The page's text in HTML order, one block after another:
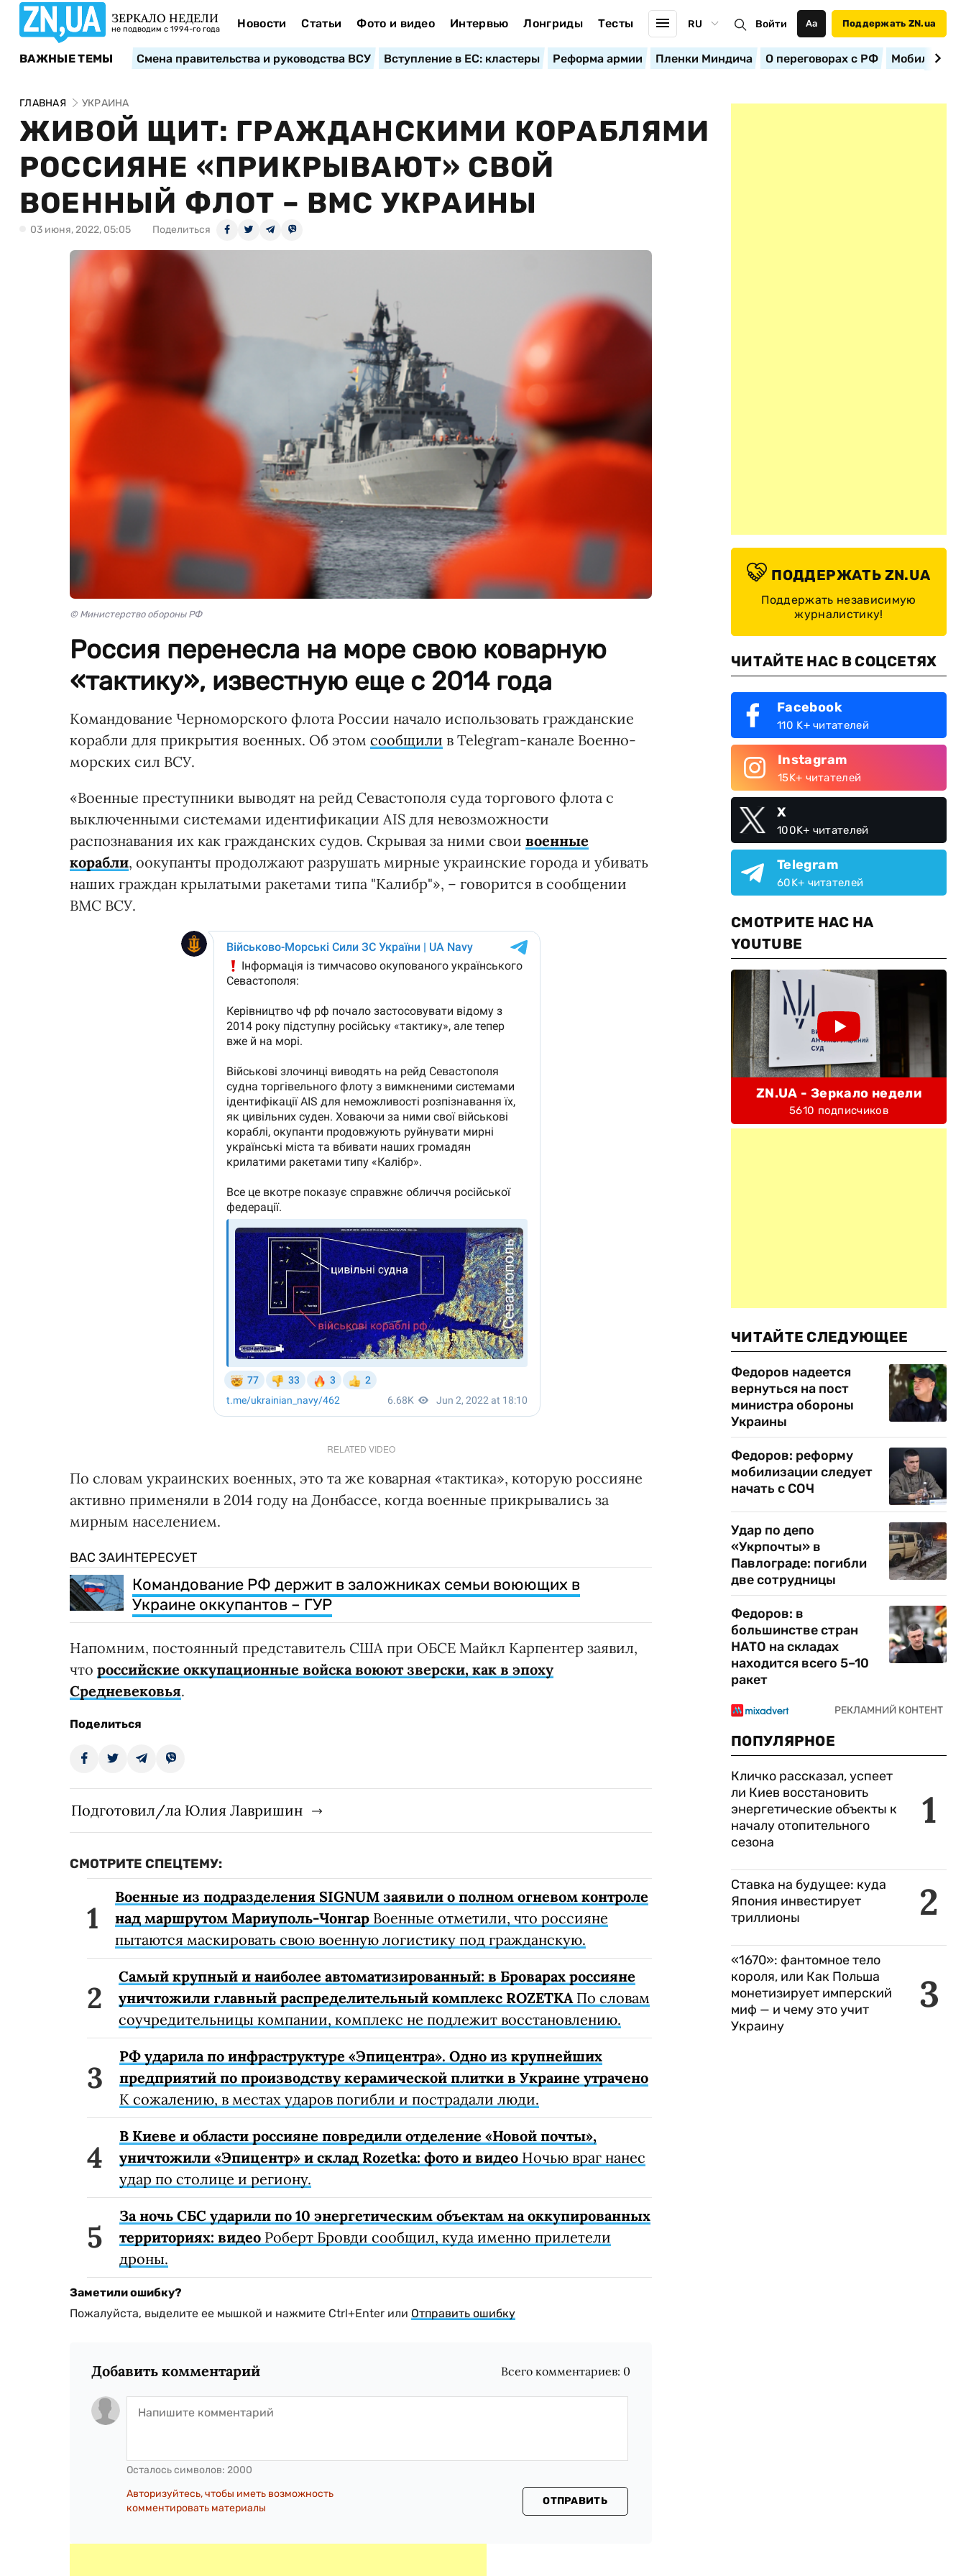
ЗЕРКАЛО НЕДЕЛИ
не подводим с 1994-го года Новости Статьи Фото и видео Интервью Лонгриды Тесты RU Войти Аа Поддержать ZN.ua
ВАЖНЫЕ ТЕМЫ Смена правительства и руководства ВСУ Вступление в ЕС: кластеры Реформа армии Пленки Миндича О переговорах с РФ
ГЛАВНАЯ УКРАИНА
ЖИВОЙ ЩИТ: ГРАЖДАНСКИМИ КОРАБЛЯМИ
РОССИЯНЕ «ПРИКРЫВАЮТ» СВОЙ
ВОЕННЫЙ ФЛОТ – ВМС УКРАИНЫ
03 июня, 2022, 05:05 Поделиться
© Министерство обороны РФ
Россия перенесла на море свою коварную
«тактику», известную еще с 2014 года
Командование Черноморского флота России начало использовать гражданские
корабли для прикрытия военных. Об этом сообщили в Telegram-канале Военно-
морских сил ВСУ.
«Военные преступники выводят на рейд Севастополя суда торгового флота с
выключенными системами идентификации AIS для невозможности
распознавания их как гражданских судов. Скрывая за ними свои военные
корабли, оокупанты продолжают разрушать мирные украинские города и убивать
наших граждан крылатыми ракетами типа "Калибр"», – говорится в сообщении
ВМС ВСУ.
RELATED VIDEO
По словам украинских военных, это та же коварная «тактика», которую россияне
активно применяли в 2014 году на Донбассе, когда военные прикрывались за
мирным населением.
ВАС ЗАИНТЕРЕСУЕТ
Командование РФ держит в заложниках семьи воюющих в
Украине оккупантов – ГУР
Напомним, постоянный представитель США при ОБСЕ Майкл Карпентер заявил,
что российские оккупационные войска воюют зверски, как в эпоху
Средневековья.
Поделиться
Подготовил/ла Юлия Лавришин
СМОТРИТЕ СПЕЦТЕМУ:
Военные из подразделения SIGNUM заявили о полном огневом контроле
над маршрутом Мариуполь-Чонгар Военные отметили, что россияне
пытаются маскировать свою военную логистику под гражданскую.
Самый крупный и наиболее автоматизированный: в Броварах россияне
уничтожили главный распределительный комплекс ROZETKAПо словам
соучредительницы компании, комплекс не подлежит восстановлению.
РФ ударила по инфраструктуре «Эпицентра». Одно из крупнейших
предприятий по производству керамической плитки в Украине утрачено
К сожалению, в местах ударов погибли и пострадали люди.
В Киеве и области россияне повредили отделение «Новой почты»,
уничтожили «Эпицентр» и склад Rozetka: фото и видео Ночью враг нанес
удар по столице и региону.
За ночь СБС ударили по 10 энергетическим объектам на оккупированных
территориях: видео Роберт Бровди сообщил, куда именно прилетели
дроны.
Заметили ошибку?
Пожалуйста, выделите ее мышкой и нажмите Ctrl+Enter или Отправить ошибку
Добавить комментарий Всего комментариев: 0
Осталось символов: 2000
Авторизуйтесь, чтобы иметь возможность
комментировать материалы
ОТПРАВИТЬ
ПОДДЕРЖАТЬ ZN.UA
Поддержать независимую
журналистику!
ЧИТАЙТЕ НАС В СОЦСЕТЯХ
Facebook
110 K+ читателей
Instagram
15K+ читателей
X
100K+ читателей
Telegram
60K+ читателей
СМОТРИТЕ НАС НА
YOUTUBE
ZN.UA - Зеркало недели
5610 подписчиков
ЧИТАЙТЕ СЛЕДУЮЩЕЕ
Федоров надеется
вернуться на пост
министра обороны
Украины
Федоров: реформу
мобилизации следует
начать с СОЧ
Удар по депо
«Укрпочты» в
Павлограде: погибли
две сотрудницы
Федоров: в
большинстве стран
НАТО на складах
находится всего 5–10
ракет
ПОПУЛЯРНОЕ
1
Кличко рассказал, успеет
ли Киев восстановить
энергетические объекты к
началу отопительного
сезона
2
Ставка на будущее: куда
Япония инвестирует
триллионы
3
«1670»: фантомное тело
короля, или Как Польша
монетизирует имперский
миф — и чему это учит
Украину